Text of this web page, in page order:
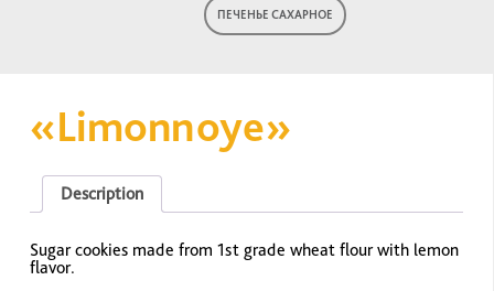
ПЕЧЕНЬЕ САХАРНОЕ
«Limonnoye»
Description
Sugar cookies made from 1st grade wheat flour with lemon
flavor.